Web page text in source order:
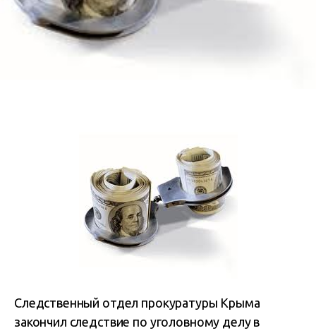
Следственный отдел прокуратуры Крыма
закончил следствие по уголовному делу в